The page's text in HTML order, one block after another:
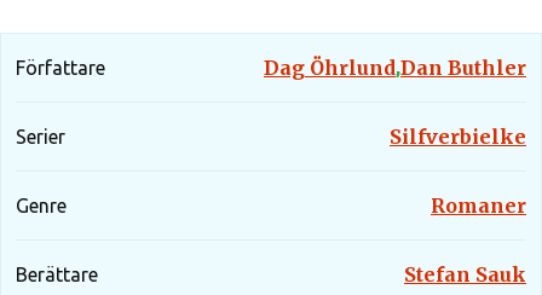
Författare Dag Öhrlund,Dan Buthler
Serier Silfverbielke
Genre Romaner
Berättare Stefan Sauk